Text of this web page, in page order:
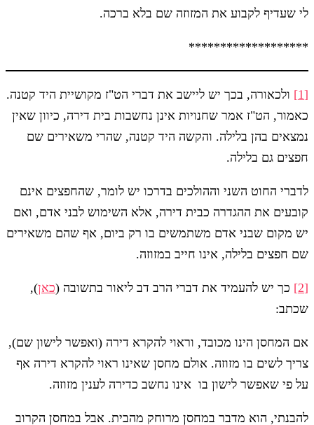
לי שעדיף לקבוע את המזוזה שם בלא ברכה.
*******************
[1]
ולכאורה, בכך יש ליישב את דברי הט"ז מקושיית היד קטנה.
כאמור, הט"ז אמר שחנויות אינן נחשבות בית דירה, כיוון שאין
נמצאים בהן בלילה. והקשה היד קטנה, שהרי משאירים שם
חפצים גם בלילה.
לדברי החוט השני וההולכים בדרכו יש לומר, שהחפצים אינם
קובעים את ההגדרה כבית דירה, אלא השימוש לבני אדם, ואם
יש מקום שבני אדם משתמשים בו רק ביום, אף שהם משאירים
שם חפצים בלילה, אינו חייב במזוזה.
[2] כך יש להעמיד את דברי הרב דב ליאור בתשובה (כאן),
שכתב:
אם המחסן הינו מכובד, וראוי להקרא דירה (ואפשר לישון שם),
צריך לשים בו מזוזה. אולם מחסן שאינו ראוי להקרא דירה אף
על פי שאפשר לישון בו אינו נחשב כדירה לענין מזוזה.
להבנתי, הוא מדבר במחסן מרוחק מהבית. אבל במחסן הקרוב